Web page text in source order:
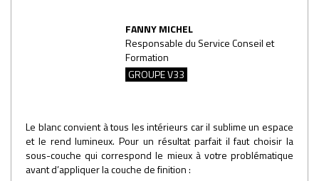
FANNY MICHEL
Responsable du Service Conseil et
Formation
GROUPE V33
Le blanc convient à tous les intérieurs car il sublime un espace
et le rend lumineux. Pour un résultat parfait il faut choisir la
sous-couche qui correspond le mieux à votre problématique
avant d’appliquer la couche de finition :